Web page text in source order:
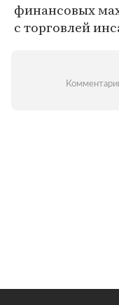
финансовых
с торговлей